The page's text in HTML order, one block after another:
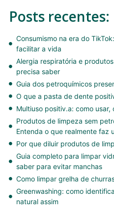
Posts recentes:
Consumismo na era do
facilitar a vida
Alergia respiratória e
precisa saber
Guia dos petroquímicos
O que a pasta de dente
Multiuso positiv.a: como
Produtos de limpeza sem
Entenda o que realmente faz
Por que diluir produtos de
Guia completo para limpar
saber para evitar manchas
Como limpar grelha de
Greenwashing: como
natural assim